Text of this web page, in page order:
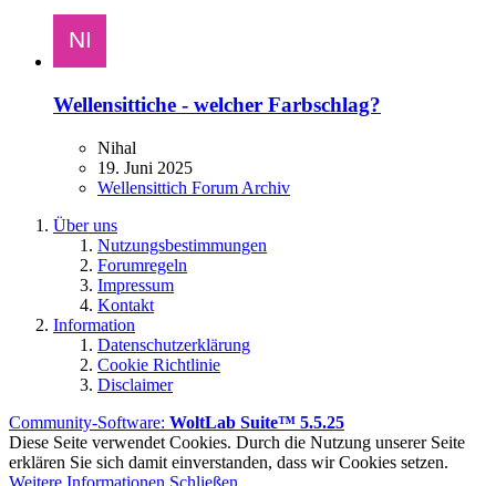
Wellensittiche - welcher Farbschlag?
Nihal
19. Juni 2025
Wellensittich Forum Archiv
Über uns
Nutzungsbestimmungen
Forumregeln
Impressum
Kontakt
Information
Datenschutzerklärung
Cookie Richtlinie
Disclaimer
Community-Software: WoltLab Suite™ 5.5.25
Diese Seite verwendet Cookies. Durch die Nutzung unserer Seite
erklären Sie sich damit einverstanden, dass wir Cookies setzen.
Weitere Informationen Schließen